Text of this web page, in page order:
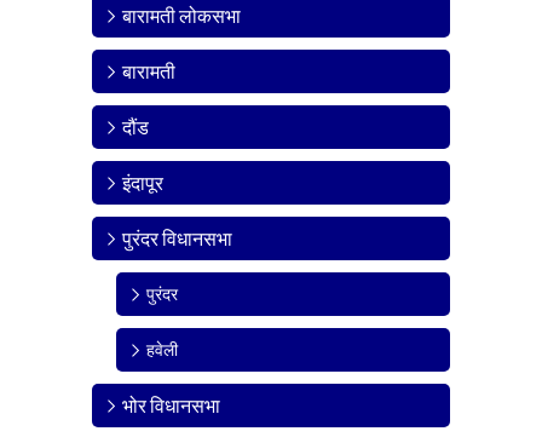
बारामती लोकसभा
बारामती
दौंड
इंदापूर
पुरंदर विधानसभा
पुरंदर
हवेली
भोर विधानसभा